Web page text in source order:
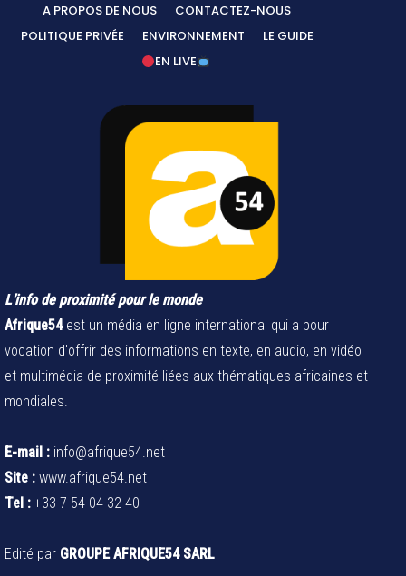
A PROPOS DE NOUS
CONTACTEZ-NOUS
POLITIQUE PRIVÉE
ENVIRONNEMENT
LE GUIDE
EN LIVE
L’info de proximité pour le monde
Afrique54est un média en ligne international qui a pour
vocation d'offrir des informations en texte, en audio, en vidéo
et multimédia de proximité liées aux thématiques africaines et
mondiales.
E-mail : info@afrique54.net
Site : www.afrique54.net
Tel : +33 7 54 04 32 40
Edité par GROUPE AFRIQUE54 SARL